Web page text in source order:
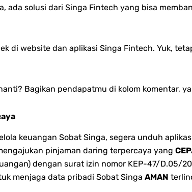
ada solusi dari Singa Fintech yang bisa
di website dan aplikasi Singa Fintech. Yuk,
Bagikan pendapatmu di kolom komentar,
keuangan Sobat Singa, segera unduh
pinjaman daring terpercaya yang
dengan surat izin nomor KEP-47/D.05/
menjaga data pribadi Sobat Singa AMAN